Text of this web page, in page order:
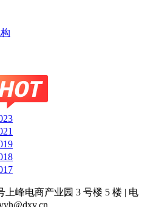
上峰电商产业园 3 号楼 5 楼 | 电